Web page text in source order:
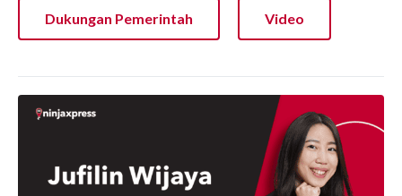
Dukungan Pemerintah Video